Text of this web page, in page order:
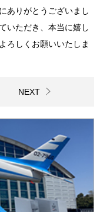
ありがとうございまし
いただき、本当に嬉し
ろしくお願いいたしま
NEXT